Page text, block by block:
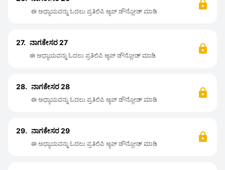
ಈ ಅಧ್ಯಾಯವನ್ನು ಓದಲು ಪ್ರತಿಲಿಪಿ ಆ್ಯಪ್ ಡೌನ್ಲೋಡ್ ಮಾಡಿ
27. ನಾಗಕೇಸರ 27
ಈ ಅಧ್ಯಾಯವನ್ನು ಓದಲು ಪ್ರತಿಲಿಪಿ ಆ್ಯಪ್ ಡೌನ್ಲೋಡ್ ಮಾಡಿ
28. ನಾಗಕೇಸರ 28
ಈ ಅಧ್ಯಾಯವನ್ನು ಓದಲು ಪ್ರತಿಲಿಪಿ ಆ್ಯಪ್ ಡೌನ್ಲೋಡ್ ಮಾಡಿ
29. ನಾಗಕೇಸರ 29
ಈ ಅಧ್ಯಾಯವನ್ನು ಓದಲು ಪ್ರತಿಲಿಪಿ ಆ್ಯಪ್ ಡೌನ್ಲೋಡ್ ಮಾಡಿ